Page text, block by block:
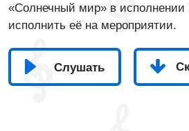
«Солнечный мир» в исполнении
исполнить её на мероприятии.
Слушать